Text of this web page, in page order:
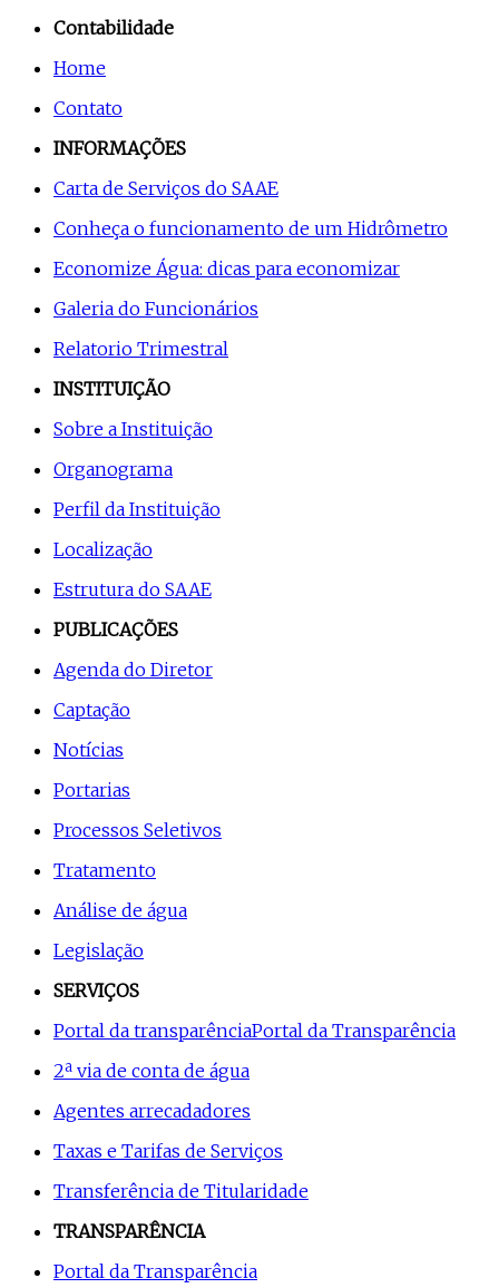
Contabilidade
Home
Contato
INFORMAÇÕES
Carta de Serviços do SAAE
Conheça o funcionamento de um Hidrômetro
Economize Água: dicas para economizar
Galeria do Funcionários
Relatorio Trimestral
INSTITUIÇÃO
Sobre a Instituição
Organograma
Perfil da Instituição
Localização
Estrutura do SAAE
PUBLICAÇÕES
Agenda do Diretor
Captação
Notícias
Portarias
Processos Seletivos
Tratamento
Análise de água
Legislação
SERVIÇOS
Portal da transparênciaPortal da Transparência
2ª via de conta de água
Agentes arrecadadores
Taxas e Tarifas de Serviços
Transferência de Titularidade
TRANSPARÊNCIA
Portal da Transparência